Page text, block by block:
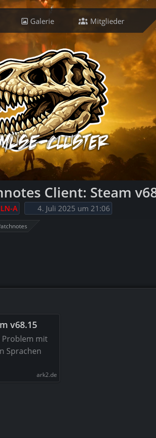
Galerie Mitglieder
Client: Steam
A 4. Juli 2025 um 21:06
v68.15
Problem mit
Sprachen
ark2.de